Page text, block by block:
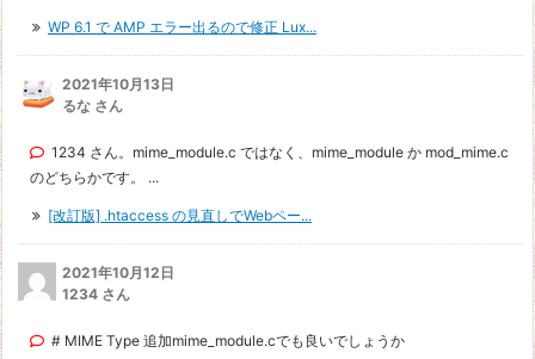
WP 6.1 で AMP エラー出るので修正 Lux...
2021年10月13日
るな さん
1234 さん。mime_module.c ではなく、mime_module か mod_mime.c
のどちらかです。 ...
[改訂版] .htaccess の見直しでWebペー...
2021年10月12日
1234 さん
# MIME Type 追加mime_module.cでも良いでしょうか